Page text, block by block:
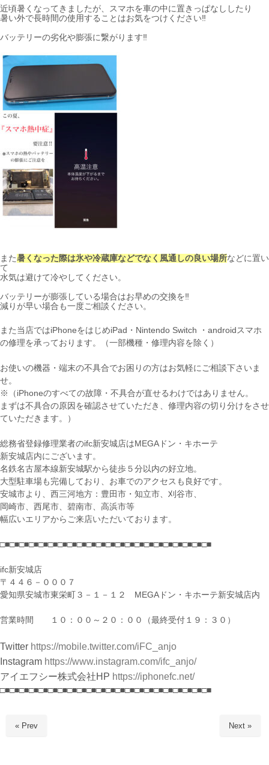
近頃暑くなってきましたが、スマホを車の中に置きっぱなししたり
暑い外で長時間の使用することはお気をつけください‼︎
バッテリーの劣化や膨張に繋がります‼︎
また暑くなった際は氷や冷蔵庫などでなく風通しの良い場所などに置い
て
水気は避けて冷やしてください。
バッテリーが膨張している場合はお早めの交換を‼︎
減りが早い場合も一度ご相談ください。
また当店ではiPhoneをはじめiPad・Nintendo Switch ・androidスマホ
の修理を承っております。（一部機種・修理内容を除く）
お使いの機器・端末の不具合でお困りの方はお気軽にご相談下さいま
せ。
※（iPhoneのすべての故障・不具合が直せるわけではありません。
まずは不具合の原因を確認させていただき、修理内容の切り分けをさせ
ていただきます。）
総務省登録修理業者のifc新安城店はMEGAドン・キホーテ
新安城店内にございます。
名鉄名古屋本線新安城駅から徒歩５分以内の好立地。
大型駐車場も完備しており、お車でのアクセスも良好です。
安城市より、西三河地方：豊田市・知立市、刈谷市、
岡崎市、西尾市、碧南市、高浜市等
幅広いエリアからご来店いただいております。
□■□■□■□■□■□■□■□■□■□■□■□■□■□■□■□■□■□■□■□■□■□■
ifc新安城店
〒４４６－０００７
愛知県安城市東栄町３－１－１２ MEGAドン・キホーテ新安城店内
営業時間 １０：００～２０：００（最終受付１９：３０）
Twitter https://mobile.twitter.com/iFC_anjo
Instagram https://www.instagram.com/ifc_anjo/
アイエフシー株式会社HP https://iphonefc.net/
□■□■□■□■□■□■□■□■□■□■□■□■□■□■□■□■□■□■□■□■□■□■
« Prev Next »